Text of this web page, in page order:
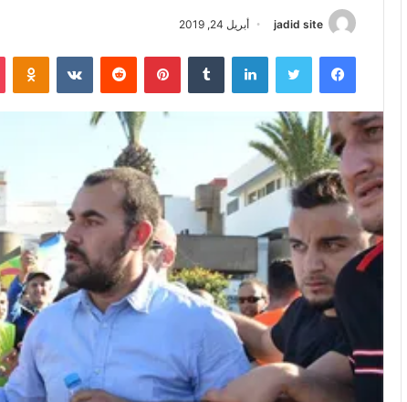
jadid site أبريل 24, 2019
فيسبوك تويتر لينكدإن بينتيريست